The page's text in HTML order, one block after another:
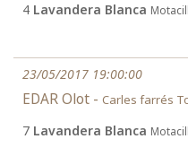
4 Lavandera Blanca
23/05/2017 19:00:00
EDAR Olot - Carles farrés
7 Lavandera Blanca